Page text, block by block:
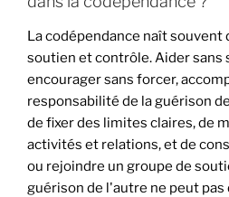
La codépendance naît
soutien et contrôle. Aider sans
encourager sans forcer,
responsabilité de la guérison
de fixer des limites claires, de
activités et relations, et de
ou rejoindre un groupe de
guérison de l'autre ne peut